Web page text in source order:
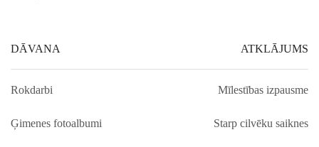
DĀVANA ATKLĀJUMS
Rokdarbi Mīlestības izpausme
Ģimenes fotoalbumi Starp cilvēku saiknes